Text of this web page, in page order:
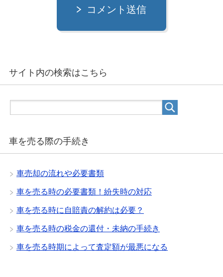
コメント送信
サイト内の検索はこちら
車を売る際の手続き
車売却の流れや必要書類
車を売る時の必要書類！紛失時の対応
車を売る時に自賠責の解約は必要？
車を売る時の税金の還付・未納の手続き
車を売る時期によって査定額が最悪になる